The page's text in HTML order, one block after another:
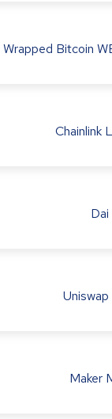
Wrapped Bitcoin
Chainlink
Dai
Uniswap
Maker